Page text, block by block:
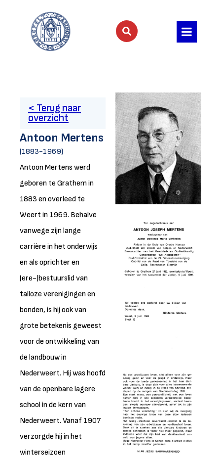
< Terug naar
overzicht
Antoon Mertens
(1883-1969)
Antoon Mertens werd
geboren te Grathem in
1883 en overleed te
Weert in 1969. Behalve
vanwege zijn lange
carrière in het onderwijs
en als oprichter en
(ere-)bestuurslid van
talloze verenigingen en
bonden, is hij ook van
grote betekenis geweest
voor de ontwikkeling van
de landbouw in
Nederweert. Hij was hoofd
van de openbare lagere
school in de kern van
Nederweert. Vanaf 1907
verzorgde hij in het
winterseizoen